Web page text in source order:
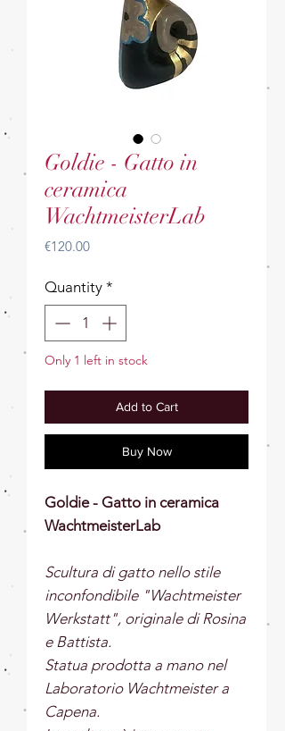
Goldie - Gatto in
ceramica
WachtmeisterLab
€120.00Price
Quantity *
Only 1 left in stock
Add to Cart
Buy Now
Goldie - Gatto in ceramica
WachtmeisterLab
Scultura di gatto nello stile
inconfondibile "Wachtmeister
Werkstatt", originale di Rosina
e Battista.
Statua prodotta a mano nel
Laboratorio Wachtmeister a
Capena.